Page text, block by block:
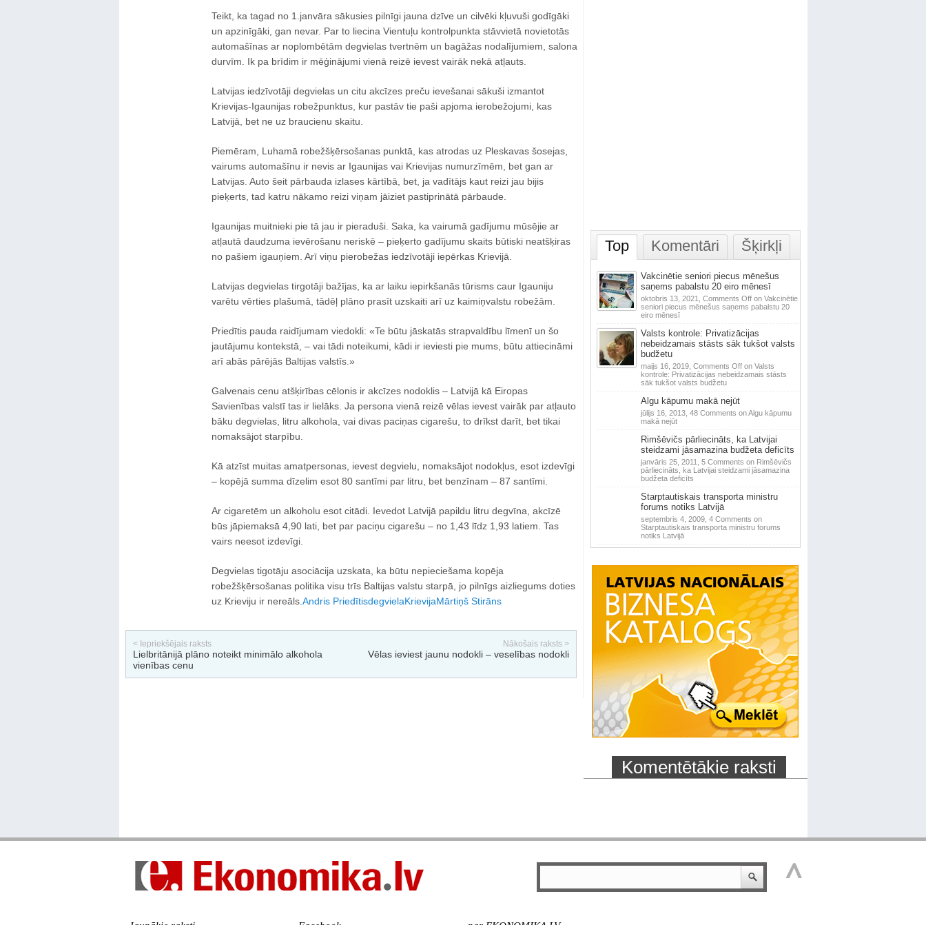
Teikt, ka tagad no 1.janvāra sākusies pilnīgi jauna dzīve un cilvēki kļuvuši godīgāki
un apzinīgāki, gan nevar. Par to liecina Vientuļu kontrolpunkta stāvvietā novietotās
automašīnas ar noplombētām degvielas tvertnēm un bagāžas nodalījumiem, salona
durvīm. Ik pa brīdim ir mēģinājumi vienā reizē ievest vairāk nekā atļauts.
Latvijas iedzīvotāji degvielas un citu akcīzes preču ievešanai sākuši izmantot
Krievijas-Igaunijas robežpunktus, kur pastāv tie paši apjoma ierobežojumi, kas
Latvijā, bet ne uz braucienu skaitu.
Piemēram, Luhamā robežšķērsošanas punktā, kas atrodas uz Pleskavas šosejas,
vairums automašīnu ir nevis ar Igaunijas vai Krievijas numurzīmēm, bet gan ar
Latvijas. Auto šeit pārbauda izlases kārtībā, bet, ja vadītājs kaut reizi jau bijis
pieķerts, tad katru nākamo reizi viņam jāiziet pastiprinātā pārbaude.
Igaunijas muitnieki pie tā jau ir pieraduši. Saka, ka vairumā gadījumu mūsējie ar
atļautā daudzuma ievērošanu neriskē – pieķerto gadījumu skaits būtiski neatšķiras
no pašiem igauņiem. Arī viņu pierobežas iedzīvotāji iepērkas Krievijā.
Latvijas degvielas tirgotāji bažījas, ka ar laiku iepirkšanās tūrisms caur Igauniju
varētu vērties plašumā, tādēļ plāno prasīt uzskaiti arī uz kaimiņvalstu robežām.
Priedītis pauda raidījumam viedokli: «Te būtu jāskatās strapvaldību līmenī un šo
jautājumu kontekstā, – vai tādi noteikumi, kādi ir ieviesti pie mums, būtu attiecināmi
arī abās pārējās Baltijas valstīs.»
Galvenais cenu atšķirības cēlonis ir akcīzes nodoklis – Latvijā kā Eiropas
Savienības valstī tas ir lielāks. Ja persona vienā reizē vēlas ievest vairāk par atļauto
bāku degvielas, litru alkohola, vai divas paciņas cigarešu, to drīkst darīt, bet tikai
nomaksājot starpību.
Kā atzīst muitas amatpersonas, ievest degvielu, nomaksājot nodokļus, esot izdevīgi
– kopējā summa dīzelim esot 80 santīmi par litru, bet benzīnam – 87 santīmi.
Ar cigaretēm un alkoholu esot citādi. Ievedot Latvijā papildu litru degvīna, akcīzē
būs jāpiemaksā 4,90 lati, bet par paciņu cigarešu – no 1,43 līdz 1,93 latiem. Tas
vairs neesot izdevīgi.
Degvielas tigotāju asociācija uzskata, ka būtu nepieciešama kopēja
robežšķērsošanas politika visu trīs Baltijas valstu starpā, jo pilnīgs aizliegums doties
uz Krieviju ir nereāls. Andris PriedītisdegvielaKrievijaMārtiņš Stirāns
< Iepriekšējais raksts
Lielbritānijā plāno noteikt minimālo alkohola
vienības cenu
Nākošais raksts >
Vēlas ieviest jaunu nodokli – veselības nodokli
Top Komentāri Šķirkļi
Vakcinētie seniori piecus mēnešus
saņems pabalstu 20 eiro mēnesī
oktobris 13, 2021, Comments Offon Vakcinētie
seniori piecus mēnešus saņems pabalstu 20
eiro mēnesī
Valsts kontrole: Privatizācijas
nebeidzamais stāsts sāk tukšot valsts
budžetu
maijs 16, 2019, Comments Offon Valsts
kontrole: Privatizācijas nebeidzamais stāsts
sāk tukšot valsts budžetu
Algu kāpumu makā nejūt
jūlijs 16, 2013, 48 Comments on Algu kāpumu
makā nejūt
Rimšēvičs pārliecināts, ka Latvijai
steidzami jāsamazina budžeta deficīts
janvāris 25, 2011, 5 Comments on Rimšēvičs
pārliecināts, ka Latvijai steidzami jāsamazina
budžeta deficīts
Starptautiskais transporta ministru
forums notiks Latvijā
septembris 4, 2009, 4 Comments on
Starptautiskais transporta ministru forums
notiks Latvijā
Komentētākie raksti